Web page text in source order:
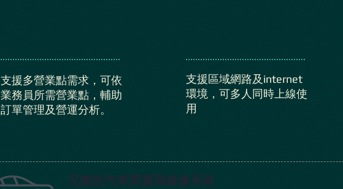
支援多營業點需求，可依
業務員所需營業點，輔助
訂單管理及營運分析。
支援區域網路及internet
環境，可多人同時上線使
用
完整的汽車買賣與維修系統